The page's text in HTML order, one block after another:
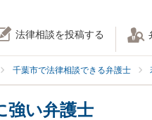
法律相談を投稿する
千葉市で法律相談できる弁護士
強い弁護士